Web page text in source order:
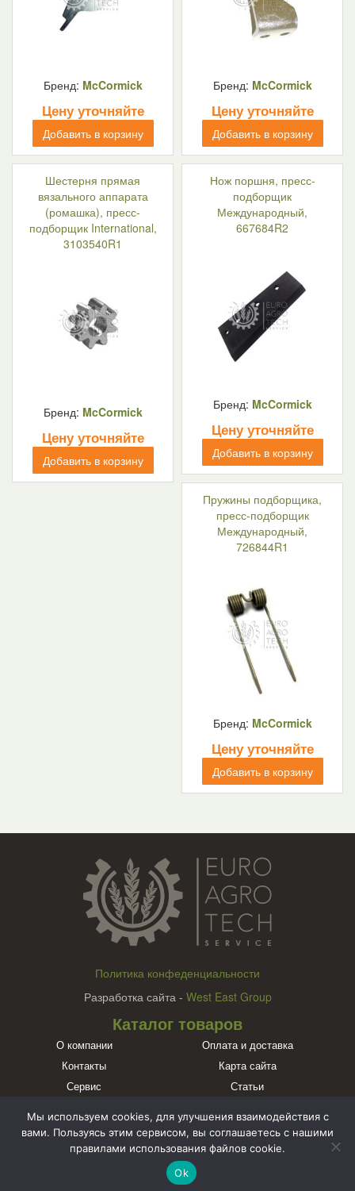
Бренд: McCormick
Цену уточняйте
Добавить в корзину
Бренд: McCormick
Цену уточняйте
Добавить в корзину
Шестерня прямая
вязального аппарата
(ромашка), пресс-
подборщик International,
3103540R1
Бренд: McCormick
Цену уточняйте
Добавить в корзину
Нож поршня, пресс-
подборщик
Международный,
667684R2
Бренд: McCormick
Цену уточняйте
Добавить в корзину
Пружины подборщика,
пресс-подборщик
Международный,
726844R1
Бренд: McCormick
Цену уточняйте
Добавить в корзину
Политика конфеденциальности
Разработка сайта - West East Group
Каталог товаров
О компании
Оплата и доставка
Контакты
Карта сайта
Сервис
Статьи
Познакомьтесь с нами в социальных сетях
Мы используем cookies, для улучшения взаимодействия с
вами. Пользуясь этим сервисом, вы соглашаетесь с нашими
правилами использования файлов cookie.
Ok